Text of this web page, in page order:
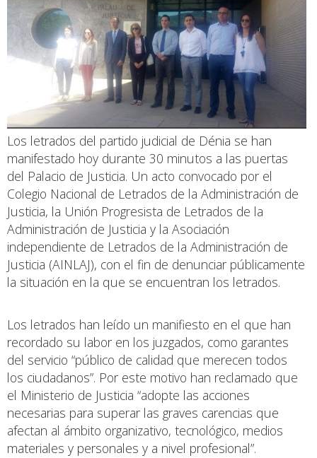
Los letrados del partido judicial de Dénia se han
manifestado hoy durante 30 minutos a las puertas
del Palacio de Justicia. Un acto convocado por el
Colegio Nacional de Letrados de la Administración de
Justicia, la Unión Progresista de Letrados de la
Administración de Justicia y la Asociación
independiente de Letrados de la Administración de
Justicia (AINLAJ), con el fin de denunciar públicamente
la situación en la que se encuentran los letrados.
Los letrados han leído un manifiesto en el que han
recordado su labor en los juzgados, como garantes
del servicio “público de calidad que merecen todos
los ciudadanos”. Por este motivo han reclamado que
el Ministerio de Justicia “adopte las acciones
necesarias para superar las graves carencias que
afectan al ámbito organizativo, tecnológico, medios
materiales y personales y a nivel profesional”.